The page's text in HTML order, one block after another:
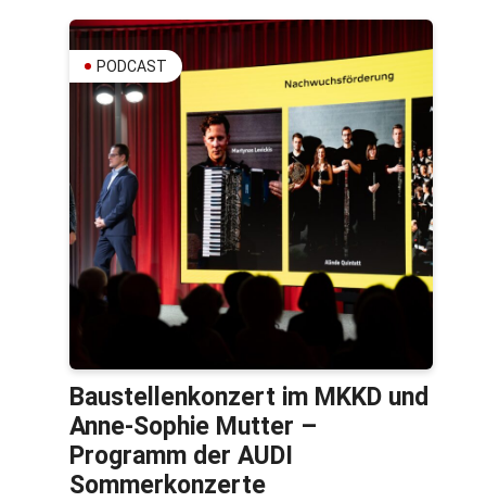
PODCAST
Baustellenkonzert im MKKD und
Anne-Sophie Mutter –
Programm der AUDI
Sommerkonzerte